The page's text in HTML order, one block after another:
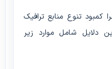
کمبود تنوع منابع ترافیک
دلایل شامل موارد زیر